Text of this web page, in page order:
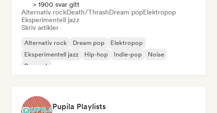
> 1900 svar gitt
Alternativ rockDeath/ThrashDream popElektropop
Eksperimentell jazz
Skriv artikler
Alternativ rock Dream pop
Elektropop
Eksperimentell jazz
Hip-hop Indie-pop
Noise
Poprock
Pupila Playlists